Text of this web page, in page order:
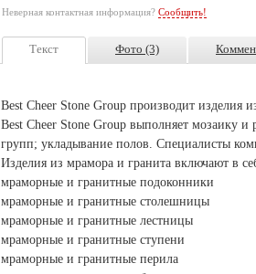
Неверная контактная информация? Сообщить!
Текст Фото (3)
Best Cheer Stone Group производит изделия
Best Cheer Stone Group выполняет мозаику
групп; укладывание полов. Специалисты
Изделия из мрамора и гранита включают в
мраморные и гранитные подоконники
мраморные и гранитные столешницы
мраморные и гранитные лестницы
мраморные и гранитные ступени
мраморные и гранитные перила